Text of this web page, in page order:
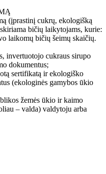
(įprastinį cukrų, ekologišką
bičių laikytojams, kurie:
laikomų bičių šeimų skaičių.
invertuotojo cukraus sirupo
dokumentus;
sertifikatą ir ekologiško
(ekologinės gamybos ūkio
žemės ūkio ir kaimo
– valda) valdytoju arba